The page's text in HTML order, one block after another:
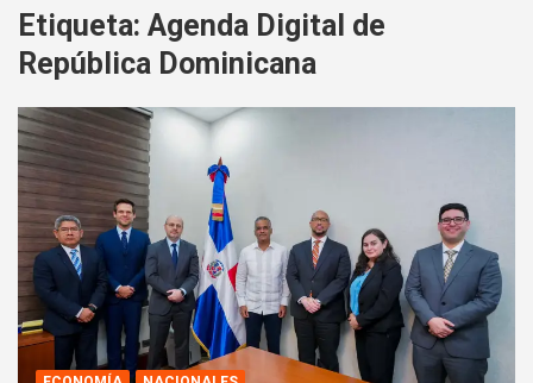
Etiqueta: Agenda Digital de
República Dominicana